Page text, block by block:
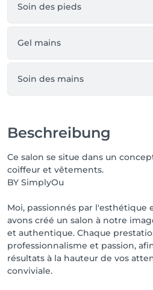
Soin des pieds
Gel mains
Soin des mains
Beschreibung
Ce salon se situe dans un
coiffeur et vêtements.
BY SimplyOu
Moi, passionnés par l'esthétique
avons créé un salon à notre
et authentique. Chaque
professionnalisme et passion,
résultats à la hauteur de vos
conviviale.